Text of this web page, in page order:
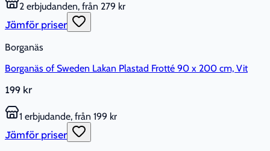
2 erbjudanden, från 279 kr
Jämför priser
Borganäs
Borganäs of Sweden Lakan Plastad Frotté 90 x 200 cm, Vit
199 kr
1 erbjudande, från 199 kr
Jämför priser